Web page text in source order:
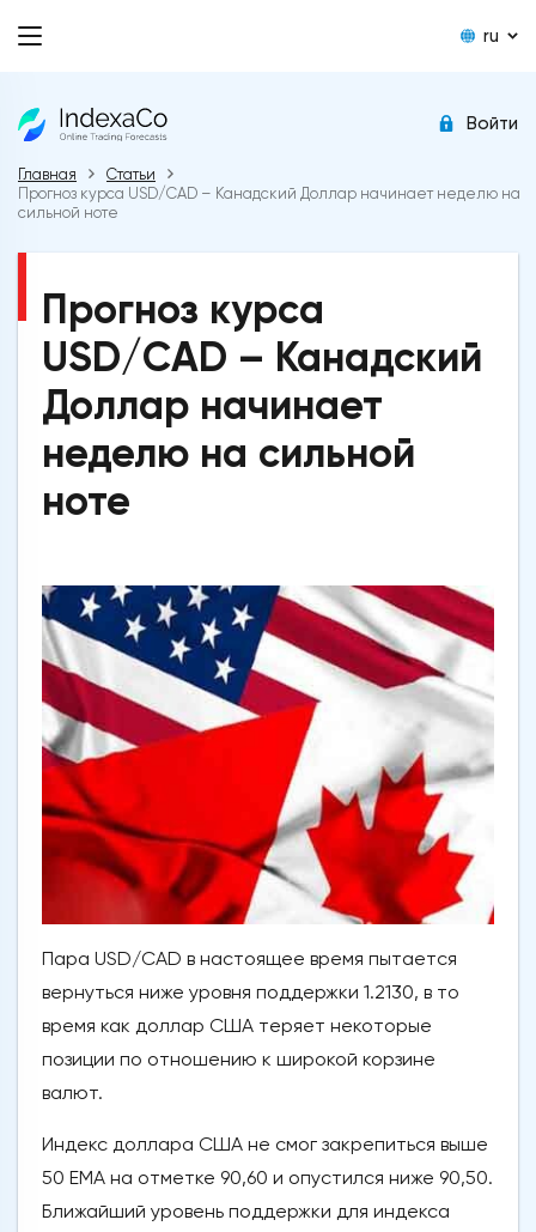
ru
Войти
Главная
Статьи
Прогноз курса USD/CAD – Канадский Доллар начинает неделю на
сильной ноте
Прогноз курса
USD/CAD – Канадский
Доллар начинает
неделю на сильной
ноте
Пара USD/CAD в настоящее время пытается
вернуться ниже уровня поддержки 1.2130, в то
время как доллар США теряет некоторые
позиции по отношению к широкой корзине
валют.
Индекс доллара США не смог закрепиться выше
50 EMA на отметке 90,60 и опустился ниже 90,50.
Ближайший уровень поддержки для индекса